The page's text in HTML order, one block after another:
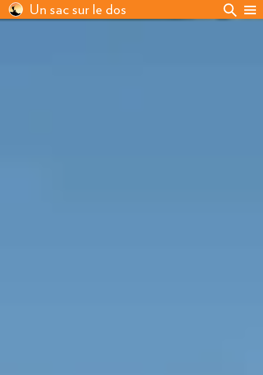
Un sac sur le dos